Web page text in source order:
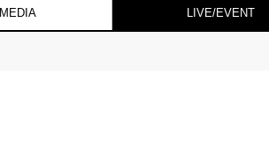
MEDIA LIVE/EVENT